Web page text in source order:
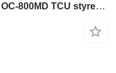
Qingdao Promising OCEANUS OC-800MD TCU styrenhet till hjullastare